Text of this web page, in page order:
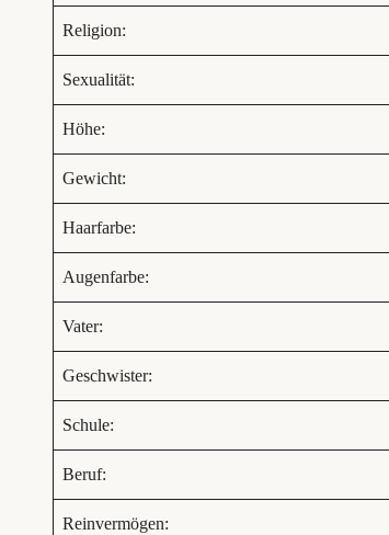
Religion:
Sexualität:
Höhe:
Gewicht:
Haarfarbe:
Augenfarbe:
Vater:
Geschwister:
Schule:
Beruf:
Reinvermögen: